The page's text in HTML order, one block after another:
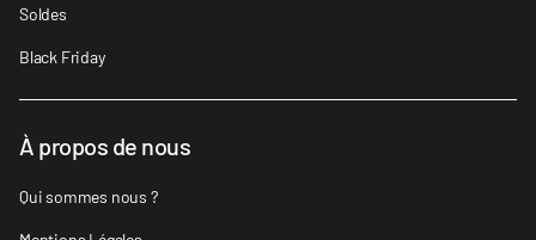
Soldes
Black Friday
À propos de nous
Qui sommes nous ?